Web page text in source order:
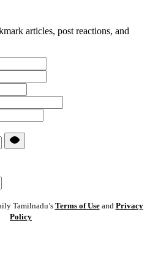
articles, post reactions, and
Tamilnadu’s Terms of Useand Privacy
Policy